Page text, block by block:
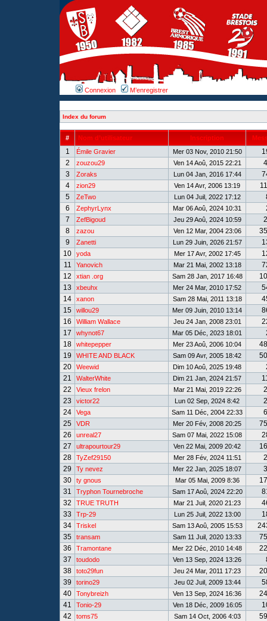
Connexion M’enregistrer
Index du forum
# Nom d’utilisateur Inscription
1 Émile Gravier Mer 03 Nov, 2010 21:50
2
zouzou29 Ven 14 Aoû, 2015 22:21
3
Zoraks Lun 04 Jan, 2016 17:44
4
zion29 Ven 14 Avr, 2006 13:19
5
ZeTwo Lun 04 Juil, 2022 17:12
6
ZephyrLynx Mar 06 Aoû, 2024 10:31
7
ZefBigoud Jeu 29 Aoû, 2024 10:59
8
zazou Ven 12 Mar, 2004 23:06
9
Zanetti Lun 29 Juin, 2026 21:57
10
yoda Mer 17 Avr, 2002 17:45
11
Yanovich Mar 21 Mai, 2002 13:18
12
xtian .org Sam 28 Jan, 2017 16:48
13
xbeuhx Mer 24 Mar, 2010 17:52
14
xanon Sam 28 Mai, 2011 13:18
15
willou29 Mer 09 Juin, 2010 13:14
16
William Wallace Jeu 24 Jan, 2008 23:01
17
whynot67 Mar 05 Déc, 2023 18:01
18
whitepepper Mer 23 Aoû, 2006 10:04
19
WHITE AND BLACK Sam 09 Avr, 2005 18:42
20
Weewid Dim 10 Aoû, 2025 19:48
21
WalterWhite Dim 21 Jan, 2024 21:57
22
Vieux frelon Mar 21 Mai, 2019 22:26
23
victor22 Lun 02 Sep, 2024 8:42
24
Vega Sam 11 Déc, 2004 22:33
25
VDR Mer 20 Fév, 2008 20:25
26
unreal27 Sam 07 Mai, 2022 15:08
27
ultrapourtour29 Ven 22 Mai, 2009 20:42
28
TyZef29150 Mer 28 Fév, 2024 11:51
29
Ty nevez Mer 22 Jan, 2025 18:07
30
ty gnous Mar 05 Mai, 2009 8:36
31
Tryphon Tournebroche Sam 17 Aoû, 2024 22:20
32
TRUE TRUTH Mar 21 Juil, 2020 21:23
33
Trp-29 Lun 25 Juil, 2022 13:00
34
Triskel Sam 13 Aoû, 2005 15:53
35
transam Sam 11 Juil, 2020 13:33
36
Tramontane Mer 22 Déc, 2010 14:48
37
toudodo Ven 13 Sep, 2024 13:26
38
toto29fun Jeu 24 Mar, 2011 17:23
39
torino29 Jeu 02 Juil, 2009 13:44
40
Tonybreizh Ven 13 Sep, 2024 16:36
41
Tonio-29 Ven 18 Déc, 2009 16:05
42
toms75 Sam 14 Oct, 2006 4:03